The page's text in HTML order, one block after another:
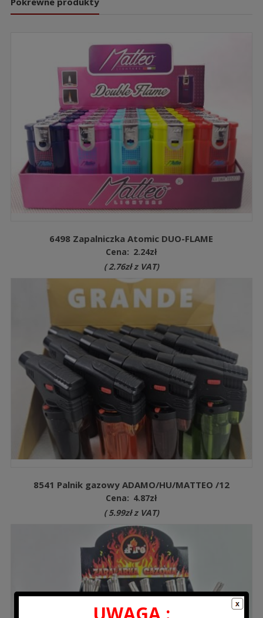
6498 Zapalniczka Atomic DUO-FLAME
Cena: 2.24zł
(2.76złz VAT)
8541 Palnik gazowy ADAMO/HU/MATTEO /12
Cena: 4.87zł
( 5.99złz VAT)